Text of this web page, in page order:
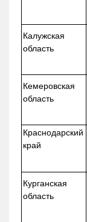
Калужская
область
Кемеровская
область
Краснодарский
край
Курганская
область